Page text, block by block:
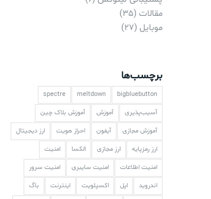
مقالات (35)
موبایل (27)
برچسب‌ها
bigbluebutton
meltdown
spectre
آسیب‌پذیری آموزش آموزش بلاک چین
آموزش مجازی آیفون احراز هویت ارز دیجیتال
ارز رمزپایه ارز مجازی الکسا امنیت
امنیت اطلاعات امنیت سایبری امنیت سرور
اندروید اپل اکسپلویت اینترنت باگ